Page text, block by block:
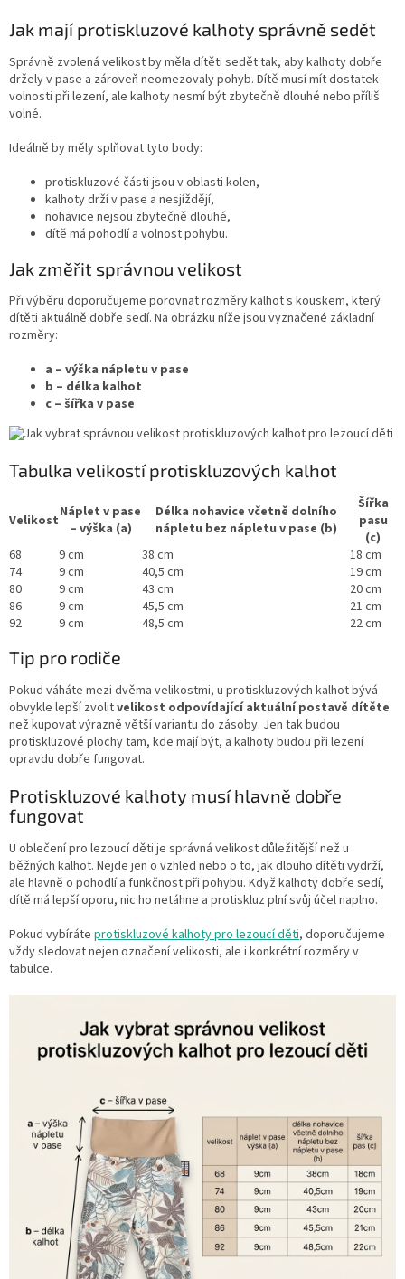
Jak mají protiskluzové kalhoty správně sedět
Správně zvolená velikost by měla dítěti sedět tak, aby kalhoty dobře
držely v pase a zároveň neomezovaly pohyb. Dítě musí mít dostatek
volnosti při lezení, ale kalhoty nesmí být zbytečně dlouhé nebo příliš
volné.
Ideálně by měly splňovat tyto body:
protiskluzové části jsou v oblasti kolen,
kalhoty drží v pase a nesjíždějí,
nohavice nejsou zbytečně dlouhé,
dítě má pohodlí a volnost pohybu.
Jak změřit správnou velikost
Při výběru doporučujeme porovnat rozměry kalhot s kouskem, který
dítěti aktuálně dobře sedí. Na obrázku níže jsou vyznačené základní
rozměry:
a – výška nápletu v pase
b – délka kalhot
c – šířka v pase
Tabulka velikostí protiskluzových kalhot
VelikostNáplet v pase
– výška (a)
Délka nohavice včetně dolního
nápletu bez nápletu v pase (b)
Šířka
pasu
(c)
68
9 cm 38 cm
18 cm
74
9 cm 40,5 cm
19 cm
80
9 cm 43 cm
20 cm
86
9 cm 45,5 cm
21 cm
92
9 cm 48,5 cm 22 cm
Tip pro rodiče
Pokud váháte mezi dvěma velikostmi, u protiskluzových kalhot bývá
obvykle lepší zvolitvelikost odpovídající aktuální postavě dítěte
než kupovat výrazně větší variantu do zásoby. Jen tak budou
protiskluzové plochy tam, kde mají být, a kalhoty budou při lezení
opravdu dobře fungovat.
Protiskluzové kalhoty musí hlavně dobře
fungovat
U oblečení pro lezoucí děti je správná velikost důležitější než u
běžných kalhot. Nejde jen o vzhled nebo o to, jak dlouho dítěti vydrží,
ale hlavně o pohodlí a funkčnost při pohybu. Když kalhoty dobře sedí,
dítě má lepší oporu, nic ho netáhne a protiskluz plní svůj účel naplno.
Pokud vybíráte protiskluzové kalhoty pro lezoucí děti, doporučujeme
vždy sledovat nejen označení velikosti, ale i konkrétní rozměry v
tabulce.